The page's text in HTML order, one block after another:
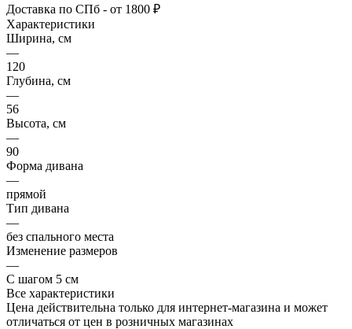
Доставка по СПб - от 1800 ₽
Характеристики
Ширина, см
—
120
Глубина, см
—
56
Высота, см
—
90
Форма дивана
—
прямой
Тип дивана
—
без спального места
Изменение размеров
—
С шагом 5 см
Все характеристики
Цена действительна только для интернет-магазина и может
отличаться от цен в розничных магазинах